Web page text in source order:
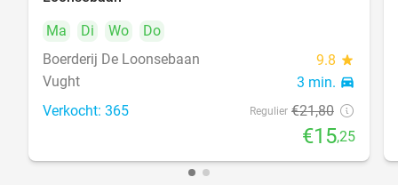
Ma
Di Wo
Do
Boerderij De Loonsebaan
9.8 star
Vught 3 min. directions_car
Verkocht: 365 Regulier €21,80
€15,25